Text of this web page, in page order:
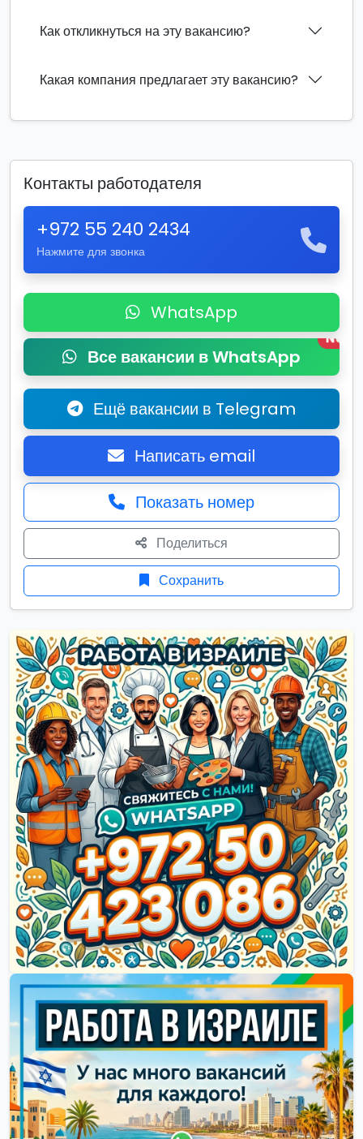
Как откликнуться на эту вакансию?
Какая компания предлагает эту вакансию?
Контакты работодателя
+972 55 240 2434
Нажмите для звонка
WhatsApp
Все вакансии в WhatsApp
New
Ещё вакансии в Telegram
Написать email
Показать номер
Поделиться
Сохранить